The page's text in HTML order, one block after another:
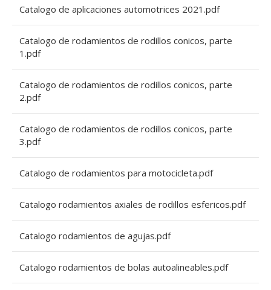
Catalogo de aplicaciones automotrices 2021.pdf
Catalogo de rodamientos de rodillos conicos, parte
1.pdf
Catalogo de rodamientos de rodillos conicos, parte
2.pdf
Catalogo de rodamientos de rodillos conicos, parte
3.pdf
Catalogo de rodamientos para motocicleta.pdf
Catalogo rodamientos axiales de rodillos esfericos.pdf
Catalogo rodamientos de agujas.pdf
Catalogo rodamientos de bolas autoalineables.pdf